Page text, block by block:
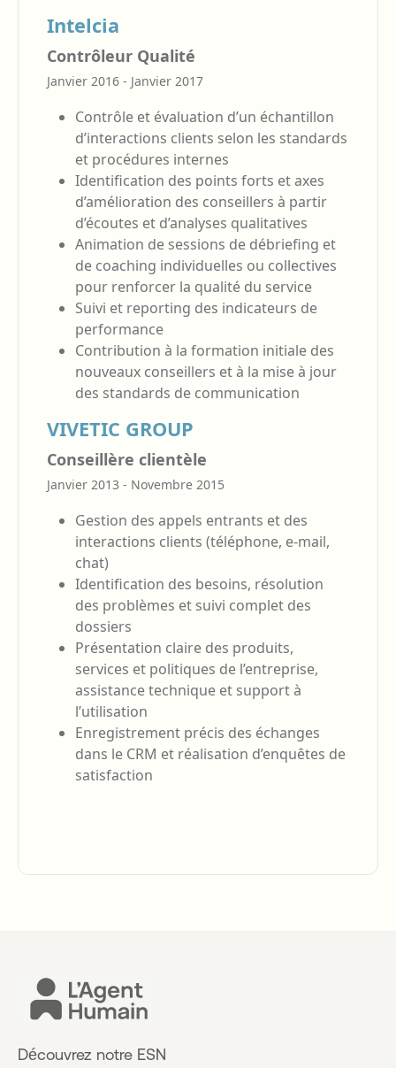
Intelcia
Contrôleur Qualité
Janvier 2016 - Janvier 2017
Contrôle et évaluation d’un échantillon
d’interactions clients selon les standards
et procédures internes
Identification des points forts et axes
d’amélioration des conseillers à partir
d’écoutes et d’analyses qualitatives
Animation de sessions de débriefing et
de coaching individuelles ou collectives
pour renforcer la qualité du service
Suivi et reporting des indicateurs de
performance
Contribution à la formation initiale des
nouveaux conseillers et à la mise à jour
des standards de communication
VIVETIC GROUP
Conseillère clientèle
Janvier 2013 - Novembre 2015
Gestion des appels entrants et des
interactions clients (téléphone, e-mail,
chat)
Identification des besoins, résolution
des problèmes et suivi complet des
dossiers
Présentation claire des produits,
services et politiques de l’entreprise,
assistance technique et support à
l’utilisation
Enregistrement précis des échanges
dans le CRM et réalisation d’enquêtes de
satisfaction
Découvrez notre ESN